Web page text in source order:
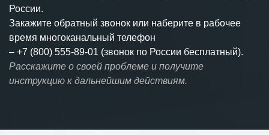
России.
Закажите обратный звонок или наберите в рабочее
время многоканальный телефон
– +7 (800) 555-89-01 (звонок по России бесплатный).
Расскажите о своей проблеме и получите
инструкцию к дальнейшим действиям.